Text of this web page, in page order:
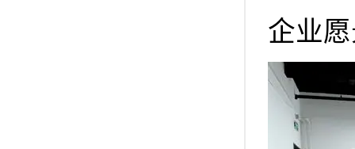
企业